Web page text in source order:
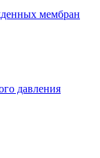
мембран
давления